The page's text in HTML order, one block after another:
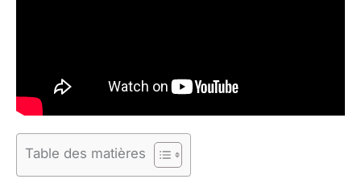
Table des matières